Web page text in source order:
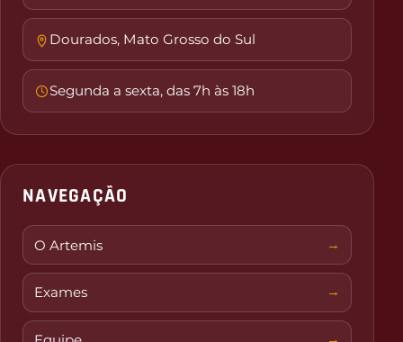
Dourados, Mato Grosso do Sul
Segunda a sexta, das 7h às 18h
NAVEGAÇÃO
O Artemis
Exames